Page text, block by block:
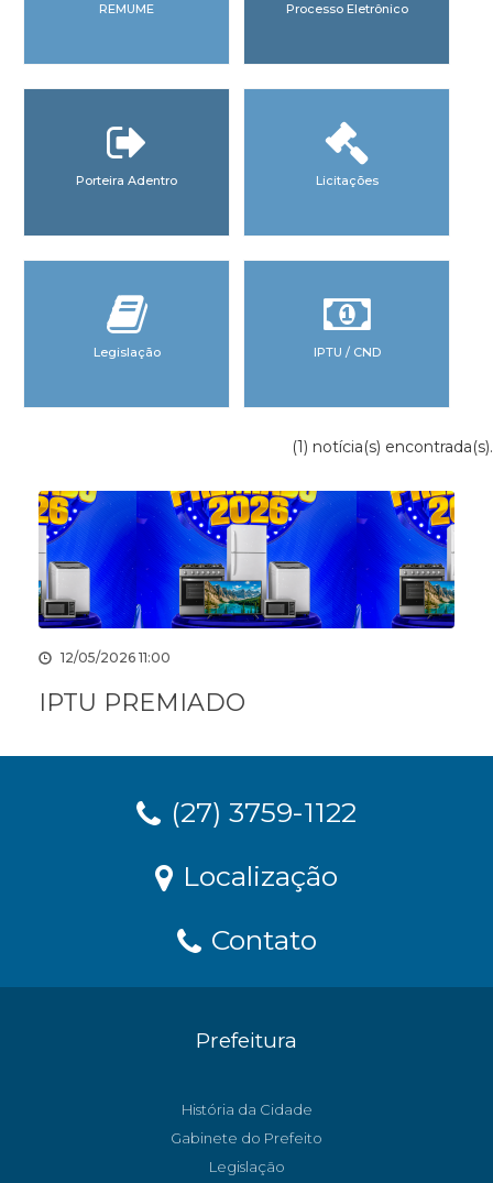
REMUME Processo Eletrônico
Porteira Adentro Licitações
Legislação IPTU / CND
(1) notícia(s) encontrada(s).
12/05/2026 11:00
IPTU PREMIADO
(27) 3759-1122
Localização
Contato
Prefeitura
História da Cidade
Gabinete do Prefeito
Legislação